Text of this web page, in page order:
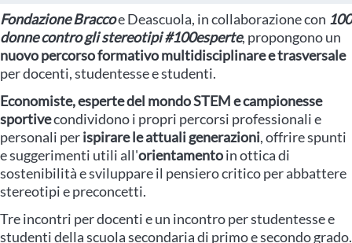
Fo​ndazione Braccoe Deascuola, in collaborazione con 100
donne contro gli stereotipi #100esperte, propongono un
nuovo percorso formativo multidisciplinare e trasversale
per docenti, studentesse e studenti.
Economiste, esperte del mondo STEM e campionesse
sportivecondividono i propri percorsi professionali e
personali perispirare le attuali generazioni, offrire spunti
e suggerimenti utili all'orientamentoin ottica di
sostenibilità e sviluppare il pensiero critico per abbattere
stereotipi e preconcetti.
Tre incontri per docenti e un incontro per studentesse e
studenti della scuola secondaria di primo e secondo grado.